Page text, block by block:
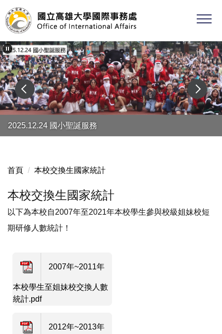
跳
到
主
要
內
容
區
2025.12.24 國小聖誕服務
首頁 本校交換生國家統計
本校交換生國家統計
以下為本校自2007年至2021年本校學生參與校級姐妹校短
期研修人數統計！
2007年~2011年
本校學生至姐妹校交換人數
統計.pdf
2012年~2013年